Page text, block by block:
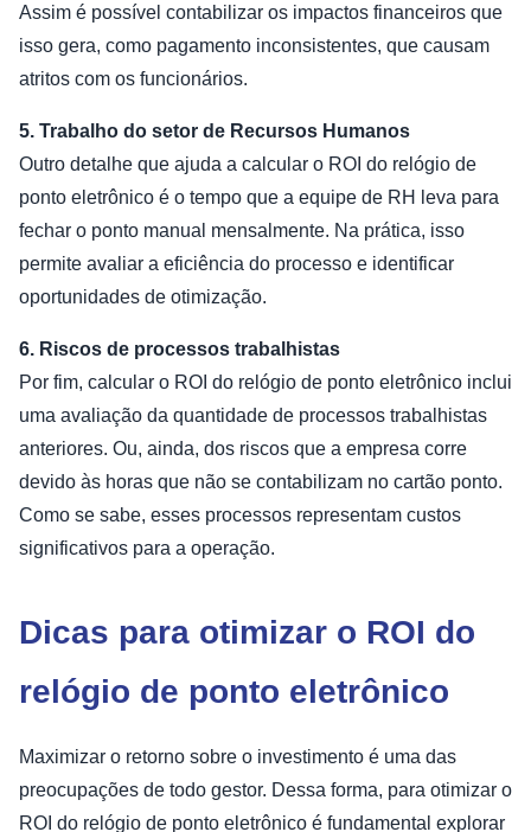
Assim é possível contabilizar os impactos financeiros que
isso gera, como pagamento inconsistentes, que causam
atritos com os funcionários.
5. Trabalho do setor de Recursos Humanos
Outro detalhe que ajuda a calcular o ROI do relógio de
ponto eletrônico é o tempo que a equipe de RH leva para
fechar o ponto manual mensalmente. Na prática, isso
permite avaliar a eficiência do processo e identificar
oportunidades de otimização.
6. Riscos de processos trabalhistas
Por fim, calcular o ROI do relógio de ponto eletrônico inclui
uma avaliação da quantidade de processos trabalhistas
anteriores. Ou, ainda, dos riscos que a empresa corre
devido às horas que não se contabilizam no cartão ponto.
Como se sabe, esses processos representam custos
significativos para a operação.
Dicas para otimizar o ROI do
relógio de ponto eletrônico
Maximizar o retorno sobre o investimento é uma das
preocupações de todo gestor. Dessa forma, para otimizar o
ROI do relógio de ponto eletrônico é fundamental explorar